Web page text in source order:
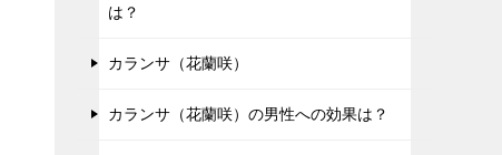
は？
カランサ（花蘭咲）
カランサ（花蘭咲）の男性への効果は？